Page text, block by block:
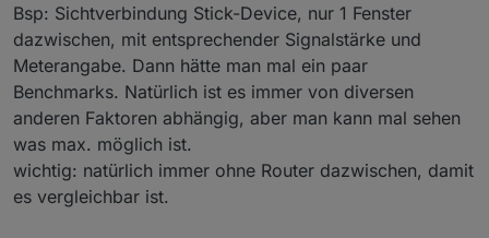
Bsp: Sichtverbindung Stick-Device, nur 1 Fenster
dazwischen, mit entsprechender Signalstärke und
Meterangabe. Dann hätte man mal ein paar
Benchmarks. Natürlich ist es immer von diversen
anderen Faktoren abhängig, aber man kann mal sehen
was max. möglich ist.
wichtig: natürlich immer ohne Router dazwischen, damit
es vergleichbar ist.